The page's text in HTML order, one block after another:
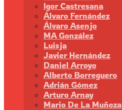
Igor Castresana
Álvaro Fernández
Álvaro Asenjo
MA González
Luisja
Javier Hernández
Daniel Arroyo
Alberto Borreguero
Adrián Gómez
Arturo Arnay
Mario De La Muñoza